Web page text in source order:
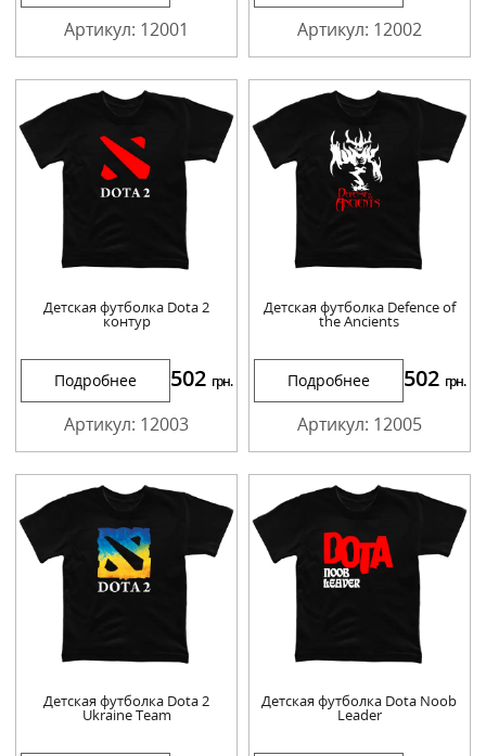
Артикул: 12001 Артикул: 12002
Детская футболка Dota 2
контур
Подробнее 502 грн.
Артикул: 12003
Детская футболка Defence of
the Ancients
Подробнее 502 грн.
Артикул: 12005
Детская футболка Dota 2
Ukraine Team
Детская футболка Dota Noob
Leader